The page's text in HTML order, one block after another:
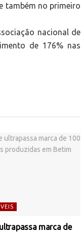
também no primeiro
nacional de
de 176% nas
marca de